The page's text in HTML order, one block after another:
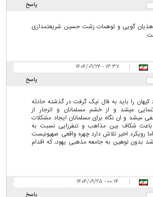
پاسخ
هذیان گویی و توهمات زشت حسین شریعتمداری
|
۱۳:۳۷ - ۱۴۰۴/۰۹/۲۴
پاسخ
کیهان را باید به فال نیک گرفت در گذشته حادثه
میشد و از خشم مسلمانان و انزجار از
میشد و ان نگاه برای مسلمانان ایجاد مشکلات
باعث شکاف بین مذاهب و تنفرزایی نسبت به
رویکرد اخیر تلاش دارد چهره واقعی صهیونیست
بدون توهین به جامعه مذهبی یهود، که اقدام
|
۰۰:۱۴ - ۱۴۰۴/۰۹/۲۵
پاسخ